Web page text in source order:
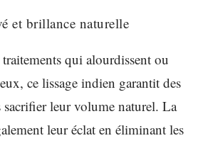
et brillance naturelle
qui alourdissent ou
ce lissage indien garantit des
sacrifier leur volume naturel. La
leur éclat en éliminant les